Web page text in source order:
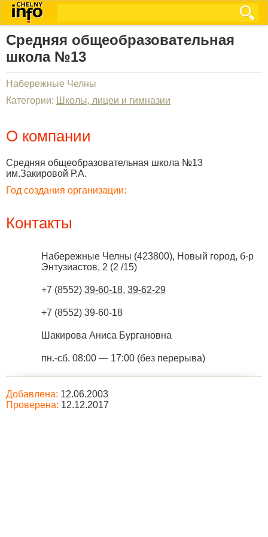
Средняя общеобразовательная
школа №13
Набережные Челны
Категории: Школы, лицеи и гимназии
О компании
Средняя общеобразовательная школа №13
им.Закировой Р.А.
Год создания организации:
Контакты
Набережные Челны (423800), Новый город, б-р
Энтузиастов, 2 (2 /15)
+7 (8552) 39-60-18, 39-62-29
+7 (8552) 39-60-18
Шакирова Аниса Бургановна
пн.-сб. 08:00 — 17:00 (без перерыва)
Добавлена: 12.06.2003
Проверена: 12.12.2017